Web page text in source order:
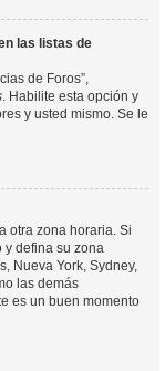
las listas de
de Foros”,
. Habilite esta opción y
y usted mismo. Se le
otra zona horaria. Si
y defina su zona
Nueva York, Sydney,
las demás
es un buen momento